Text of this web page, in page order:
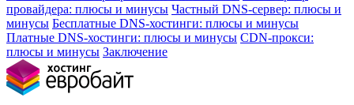
провайдера: плюсы и минусы Частный DNS-сервер: плюсы и
минусы Бесплатные DNS-хостинги: плюсы и минусы
Платные DNS-хостинги: плюсы и минусы CDN-прокси:
плюсы и минусы Заключение